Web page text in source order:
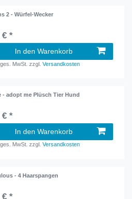
2 - Würfel-Wecker
€ *
In den Warenkorb
MwSt. zzgl.Versandkosten
- adopt me Plüsch Tier Hund
€ *
In den Warenkorb
MwSt. zzgl.Versandkosten
- 4 Haarspangen
€ *